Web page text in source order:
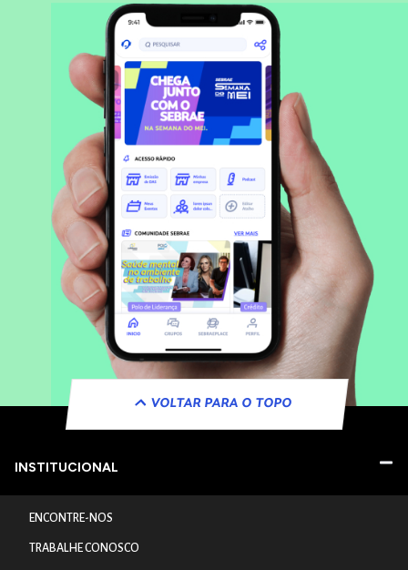
VOLTAR PARA O TOPO
INSTITUCIONAL
ENCONTRE-NOS
TRABALHE CONOSCO